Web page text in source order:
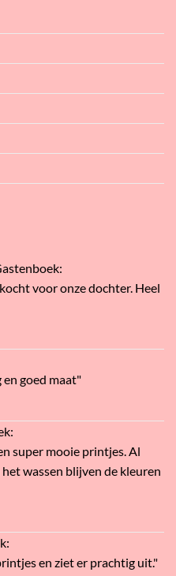
:
voor onze dochter. Heel
goed maat"
:
super mooie printjes. Al
wassen blijven de kleuren
:
en ziet er prachtig uit."